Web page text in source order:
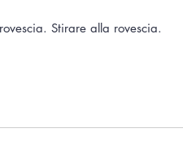
Stirare alla rovescia.